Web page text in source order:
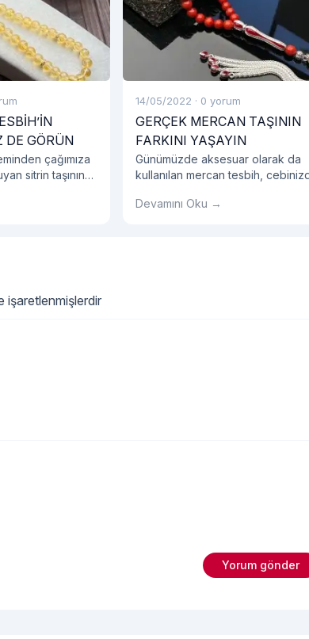
DE GÖRÜN
çağımıza
sitrin taşının
birçok
14/05/2022 · 0 yorum
GERÇEK MERCAN TAŞININ
FARKINI YAŞAYIN
Günümüzde aksesuar olarak da
kullanılan mercan tesbih,
Tesbih’in siz değerli müşterileri
Devamını Oku →
işaretlenmişlerdir